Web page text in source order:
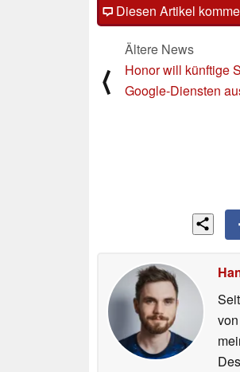
Diesen Artikel
⟨
Ältere News
Honor will künftige
Google-Diensten